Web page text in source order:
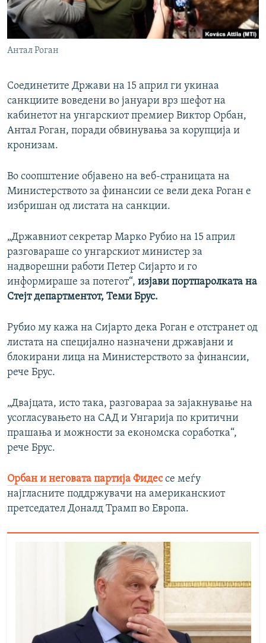
РСЕ веб страници
Антал Роган
Соединетите Држави на 15 април ги укинаа
санкциите воведени во јануари врз шефот на
кабинетот на унгарскиот премиер Виктор Орбан,
Антал Роган, поради обвинувања за корупција и
кронизам.
Во соопштение објавено на веб-страницата на
Министерството за финансии се вели дека Роган е
избришан од листата на санкции.
„Државниот секретар Марко Рубио на 15 април
разговараше со унгарскиот министер за
надворешни работи Петер Сијарто и го
информираше за потегот“, изјави портпаролката на
Стејт департментот, Теми Брус.
Рубио му кажа на Сијарто дека Роган е отстранет од
листата на специјално назначени државјани и
блокирани лица на Министерството за финансии,
рече Брус.
„Двајцата, исто така, разговараа за зајакнување на
усогласувањето на САД и Унгарија по критични
прашања и можности за економска соработка“,
рече Брус.
Орбан и неговата партија Фидессе меѓу
најгласните поддржувачи на американскиот
претседател Доналд Трамп во Европа.